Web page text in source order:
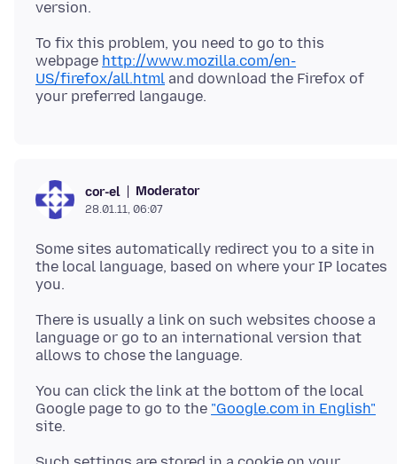
To fix this problem, you need to go to this
webpage http://www.mozilla.com/en-
US/firefox/all.html and download the Firefox of
cor-el Moderator
28.01.11, 06:07
Some sites automatically redirect you to a site in
the local language, based on where your IP locates
you.
There is usually a link on such websites choose a
language or go to an international version that
You can click the link at the bottom of the local
Google page to go to the "Google.com in English"